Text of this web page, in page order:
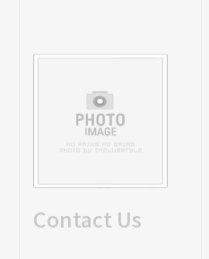
Contact Us